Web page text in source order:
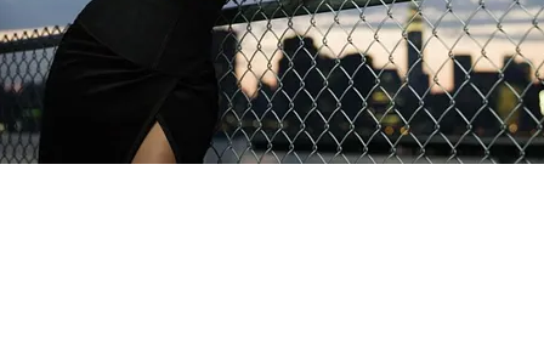
FOTO
CONCORSI